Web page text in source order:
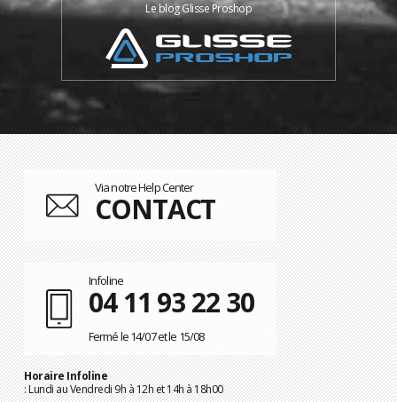
Le blog Glisse Proshop
Via notre Help Center
CONTACT
Infoline
04 11 93 22 30
Fermé le 14/07 et le 15/08
Horaire Infoline
: Lundi au Vendredi 9h à 12h et 14h à 18h00